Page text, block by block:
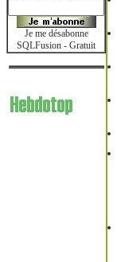
Je me désabonne
SQLFusion - Gratuit